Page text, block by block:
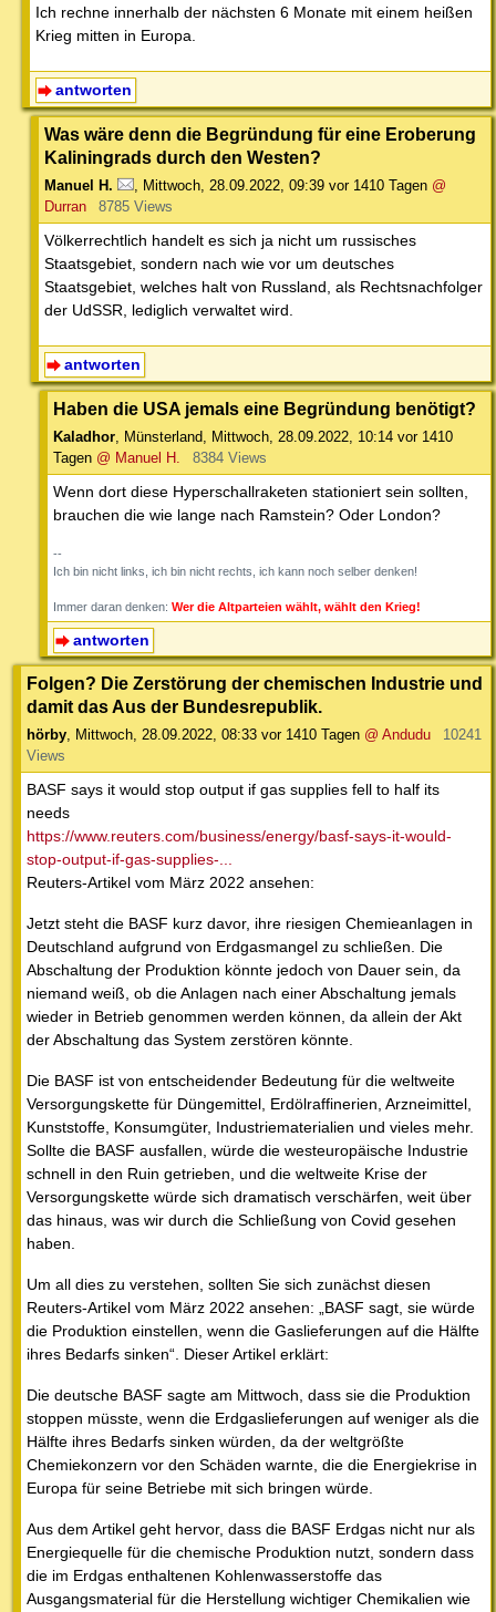
Ich rechne innerhalb der nächsten 6 Monate mit einem heißen
Krieg mitten in Europa.
antworten
Was wäre denn die Begründung für eine Eroberung
Kaliningrads durch den Westen?
Manuel H. Mittwoch, 28.09.2022, 09:39 vor 1410 Tagen @
Durran
8785 Views
Völkerrechtlich handelt es sich ja nicht um russisches
Staatsgebiet, sondern nach wie vor um deutsches
Staatsgebiet, welches halt von Russland, als Rechtsnachfolger
der UdSSR, lediglich verwaltet wird.
antworten
Haben die USA jemals eine Begründung benötigt?
Kaladhor Münsterland Mittwoch, 28.09.2022, 10:14 vor 1410
Tagen @ Manuel H. 8384 Views
Wenn dort diese Hyperschallraketen stationiert sein sollten,
brauchen die wie lange nach Ramstein? Oder London?
--
Ich bin nicht links, ich bin nicht rechts, ich kann noch selber denken!
Immer daran denken: Wer die Altparteien wählt, wählt den Krieg!
antworten
Folgen? Die Zerstörung der chemischen Industrie und
damit das Aus der Bundesrepublik.
hörby, Mittwoch, 28.09.2022, 08:33 vor 1410 Tagen @ Andudu
10241
Views
BASF says it would stop output if gas supplies fell to half its
needs
https://www.reuters.com/business/energy/basf-says-it-would-
stop-output-if-gas-supplies-...
Reuters-Artikel vom März 2022 ansehen:
Jetzt steht die BASF kurz davor, ihre riesigen Chemieanlagen in
Deutschland aufgrund von Erdgasmangel zu schließen. Die
Abschaltung der Produktion könnte jedoch von Dauer sein, da
niemand weiß, ob die Anlagen nach einer Abschaltung jemals
wieder in Betrieb genommen werden können, da allein der Akt
der Abschaltung das System zerstören könnte.
Die BASF ist von entscheidender Bedeutung für die weltweite
Versorgungskette für Düngemittel, Erdölraffinerien, Arzneimittel,
Kunststoffe, Konsumgüter, Industriematerialien und vieles mehr.
Sollte die BASF ausfallen, würde die westeuropäische Industrie
schnell in den Ruin getrieben, und die weltweite Krise der
Versorgungskette würde sich dramatisch verschärfen, weit über
das hinaus, was wir durch die Schließung von Covid gesehen
haben.
Um all dies zu verstehen, sollten Sie sich zunächst diesen
Reuters-Artikel vom März 2022 ansehen: „BASF sagt, sie würde
die Produktion einstellen, wenn die Gaslieferungen auf die Hälfte
ihres Bedarfs sinken“. Dieser Artikel erklärt:
Die deutsche BASF sagte am Mittwoch, dass sie die Produktion
stoppen müsste, wenn die Erdgaslieferungen auf weniger als die
Hälfte ihres Bedarfs sinken würden, da der weltgrößte
Chemiekonzern vor den Schäden warnte, die die Energiekrise in
Europa für seine Betriebe mit sich bringen würde.
Aus dem Artikel geht hervor, dass die BASF Erdgas nicht nur als
Energiequelle für die chemische Produktion nutzt, sondern dass
die im Erdgas enthaltenen Kohlenwasserstoffe das
Ausgangsmaterial für die Herstellung wichtiger Chemikalien wie